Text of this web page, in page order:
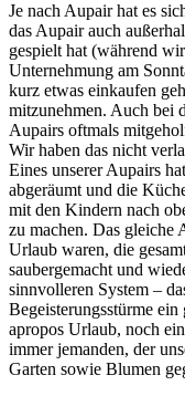
Je nach Aupair hat es
das Aupair auch
gespielt hat (während
Unternehmung am
kurz etwas einkaufen
mitzunehmen. Auch bei
Aupairs oftmals
Wir haben das nicht
Eines unserer Aupairs
abgeräumt und die
mit den Kindern nach
zu machen. Das gleiche
Urlaub waren, die
saubergemacht und
sinnvolleren System –
Begeisterungsstürme
apropos Urlaub, noch
immer jemanden, der
Garten sowie Blumen